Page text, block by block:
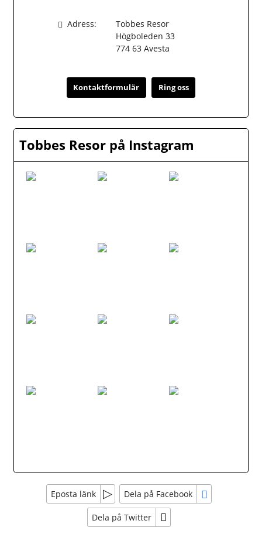
Adress:
Tobbes Resor
Högboleden 33
774 63 Avesta
Kontaktformulär Ring oss
Tobbes Resor på Instagram
Eposta länk Dela på Facebook
Dela på Twitter